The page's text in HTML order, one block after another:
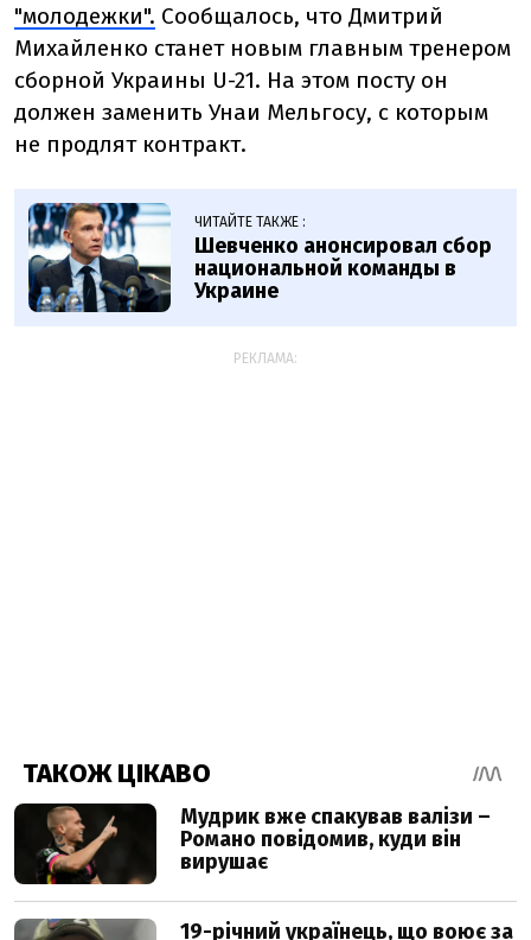
"молодежки". Сообщалось, что Дмитрий
Михайленко станет новым главным тренером
сборной Украины U-21. На этом посту он
должен заменить Унаи Мельгосу, с которым
не продлят контракт.
ЧИТАЙТЕ ТАКЖЕ :
Шевченко анонсировал сбор
национальной команды в
Украине
РЕКЛАМА: